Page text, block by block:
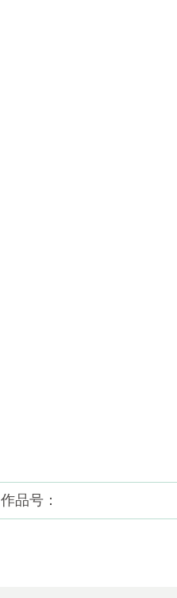
作品号：